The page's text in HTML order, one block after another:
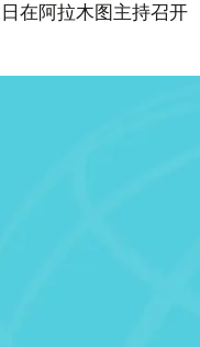
在阿拉木图主持召开